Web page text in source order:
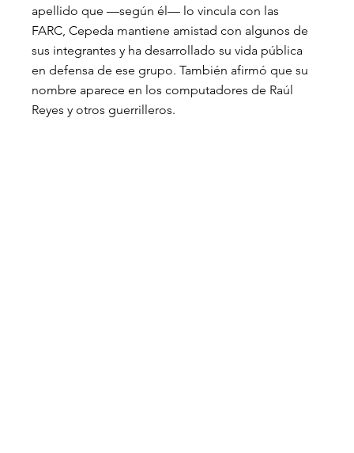
apellido que —según él— lo vincula con las
FARC, Cepeda mantiene amistad con algunos de
sus integrantes y ha desarrollado su vida pública
en defensa de ese grupo. También afirmó que su
nombre aparece en los computadores de Raúl
Reyes y otros guerrilleros.